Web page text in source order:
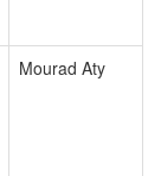
Mourad Aty